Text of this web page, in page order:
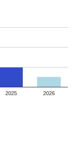
2025 2026